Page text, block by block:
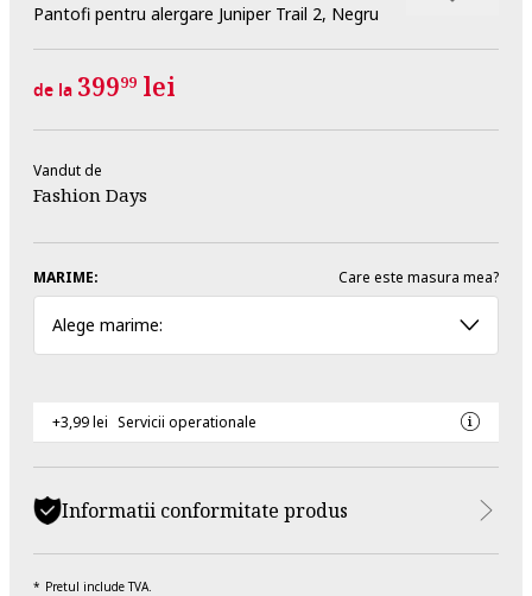
Pantofi pentru alergare Juniper Trail 2, Negru
de la 39999 lei
Vandut de
Fashion Days
MARIME: Care este masura mea?
Alege marime:
+3,99 lei Servicii operationale
Informatii conformitate produs
Pretul include TVA.